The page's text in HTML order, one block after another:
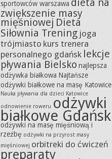
sportowców warszawa dieta na
zwiększenie masy
mięśniowej Dieta
Siłownia Trening joga
trójmiasto kurs trenera
personalnego gdańsk lekcje
pływania Bielskonajlepsza
odżywka białkowa Najtańsze
odżywki białkowe na masę Katowice
Nauka pływania dla dzieci Katowice
odnowienie roweru odżywki
białkowe Gdańsk
odżywki na masę mięśniową i
rzeźbę odżywki na przyrost masy
mięśniowej orbitreki do ćwiczeń
preparaty